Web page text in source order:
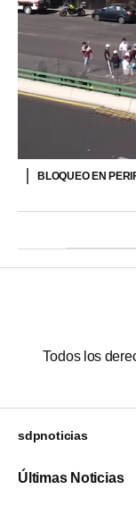
BLOQUEO EN
Todos los
sdpnoticias
Últimas Noticias